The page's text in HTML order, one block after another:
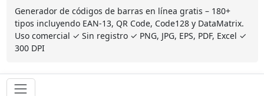
Generador de códigos de barras en línea gratis – 180+
tipos incluyendo EAN-13, QR Code, Code128 y DataMatrix.
Uso comercial ✓ Sin registro ✓ PNG, JPG, EPS, PDF, Excel ✓
300 DPI